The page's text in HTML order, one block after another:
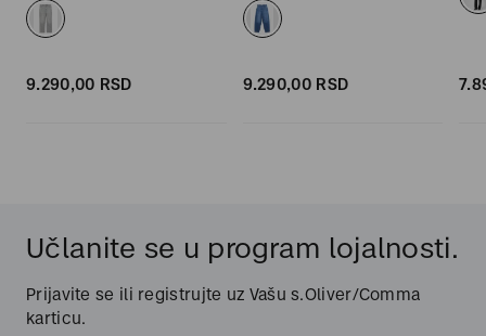
9.290,00 RSD 9.290,00 RSD
Učlanite se u program lojalnosti.
Prijavite se ili registrujte uz Vašu s.Oliver/Comma
karticu.